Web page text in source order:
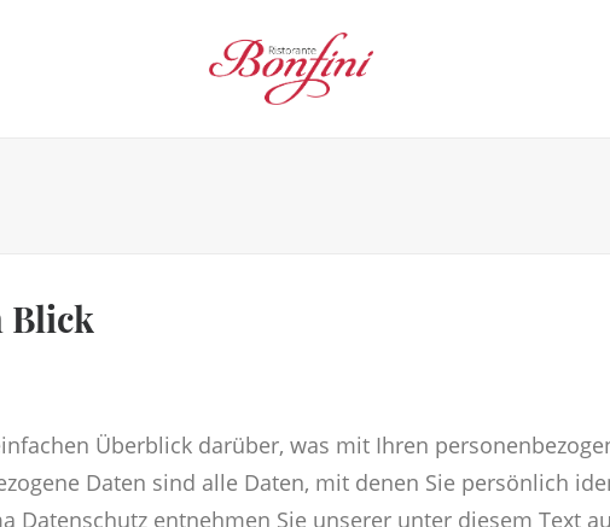
Blick
Überblick darüber, was mit Ihren
Daten sind alle Daten, mit denen Sie persönlich
Datenschutz entnehmen Sie unserer unter diesem Text